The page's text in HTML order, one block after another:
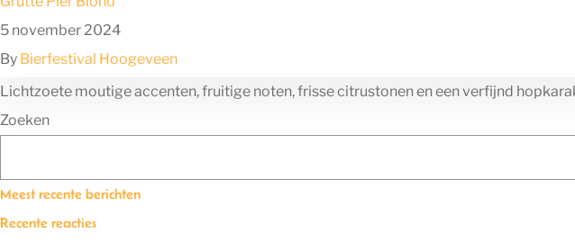
5 november 2024
By Bierfestival Hoogeveen
Lichtzoete moutige accenten, fruitige noten, frisse citrustonen en een verfijnd
Zoeken
Meest recente berichten
Recente reacties